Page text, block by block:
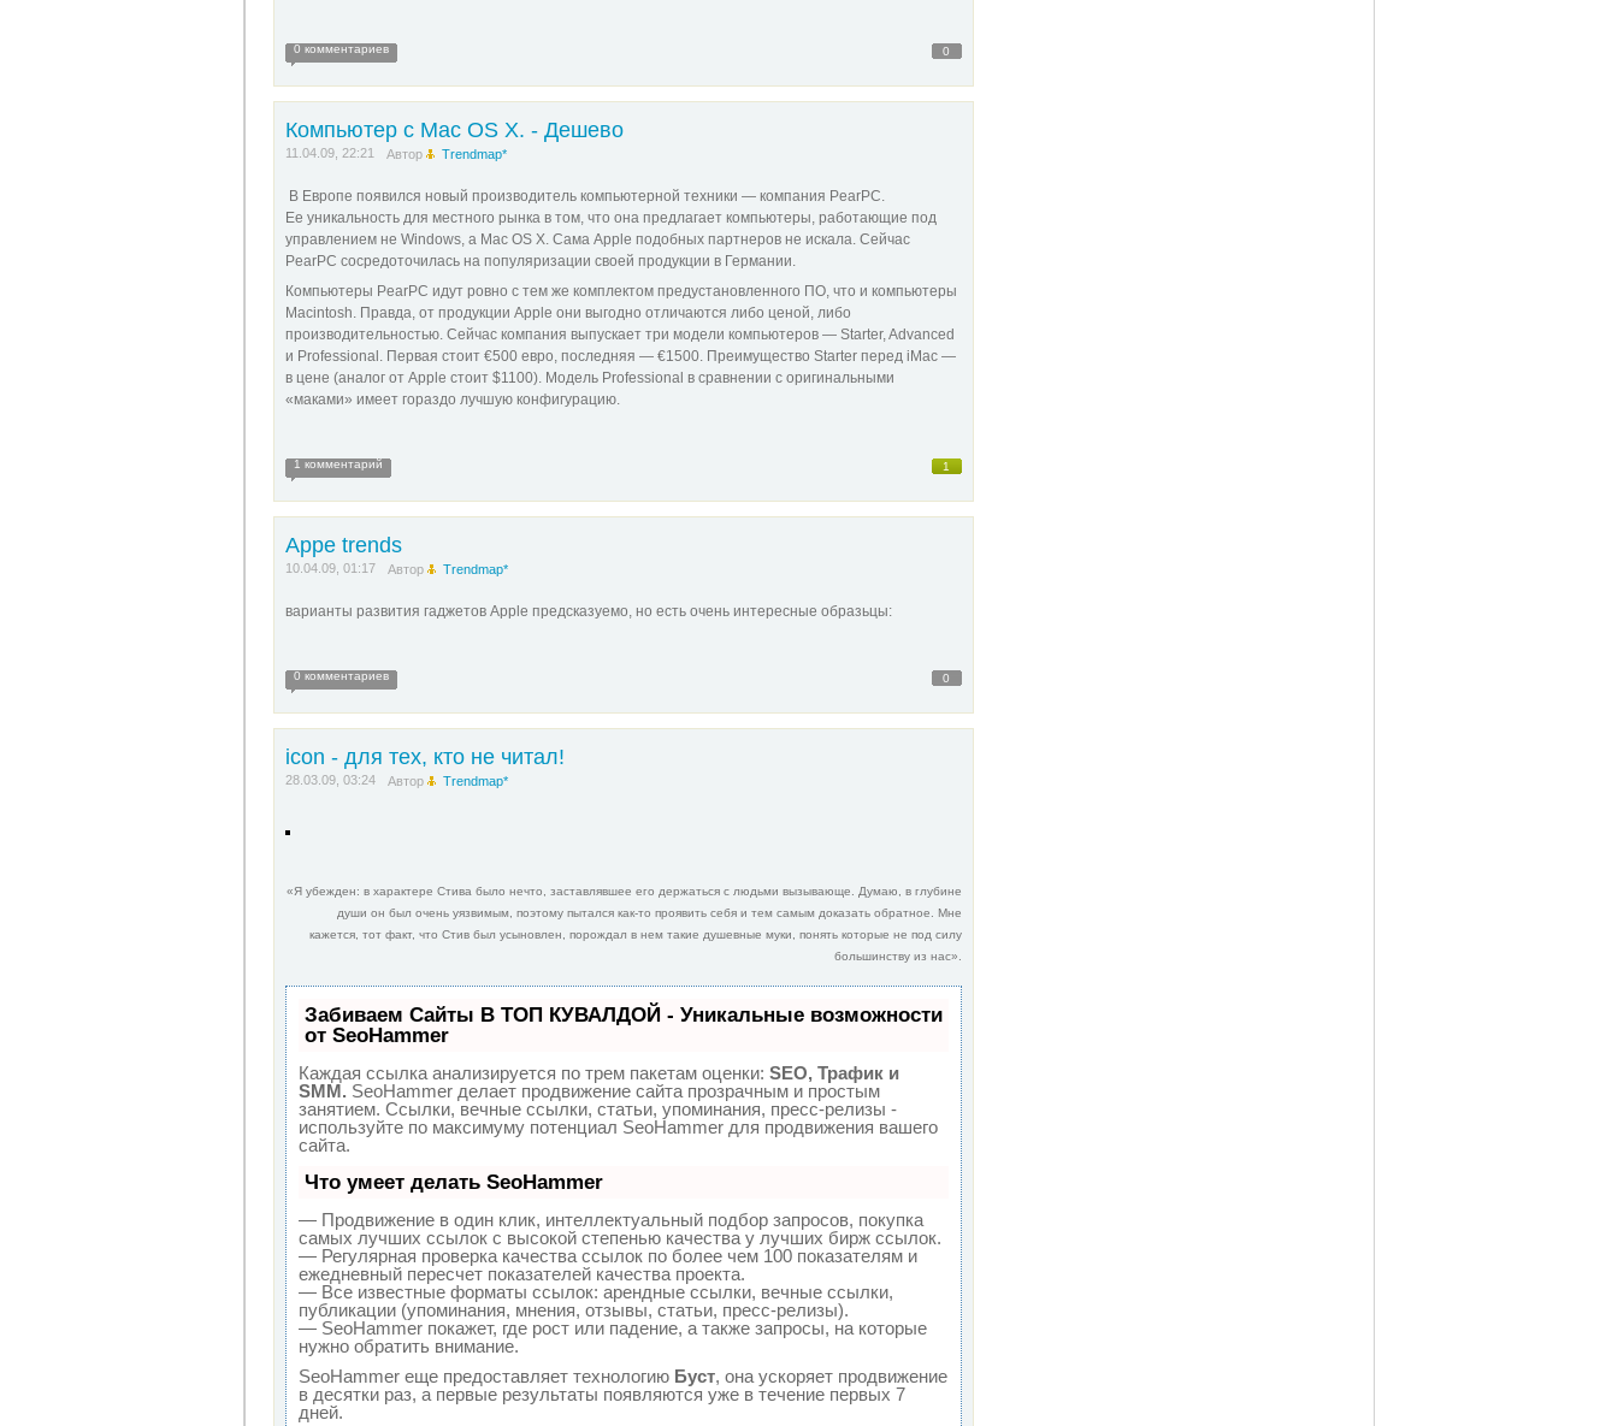
0
0 комментариев
Компьютер с Mac OS X. - Дешево
11.04.09, 22:21 Автор Trendmap*
В Европе появился новый производитель компьютерной техники — компания PearPC.
Ее уникальность для местного рынка в том, что она предлагает компьютеры, работающие под
управлением не Windows, а Mac OS X. Сама Apple подобных партнеров не искала. Сейчас
PearPC сосредоточилась на популяризации своей продукции в Германии.
Компьютеры PearPC идут ровно с тем же комплектом предустановленного ПО, что и компьютеры
Macintosh. Правда, от продукции Apple они выгодно отличаются либо ценой, либо
производительностью. Сейчас компания выпускает три модели компьютеров — Starter, Advanced
и Professional. Первая стоит €500 евро, последняя — €1500. Преимущество Starter перед iMac —
в цене (аналог от Apple стоит $1100). Модель Professional в сравнении с оригинальными
«маками» имеет гораздо лучшую конфигурацию.
1
1 комментарий
Appe trends
10.04.09, 01:17 Автор Trendmap*
варианты развития гаджетов Apple предсказуемо, но есть очень интересные образьцы:
0
0 комментариев
icon - для тех, кто не читал!
28.03.09, 03:24 Автор Trendmap*
«Я убежден: в характере Стива было нечто, заставлявшее его держаться с людьми вызывающе. Думаю, в глубине
души он был очень уязвимым, поэтому пытался как-то проявить себя и тем самым доказать обратное. Мне
кажется, тот факт, что Стив был усыновлен, порождал в нем такие душевные муки, понять которые не под силу
большинству из нас».
Забиваем Сайты В ТОП КУВАЛДОЙ - Уникальные возможности
от SeoHammer
Каждая ссылка анализируется по трем пакетам оценки: SEO, Трафик и
SMM. SeoHammer делает продвижение сайта прозрачным и простым
занятием. Ссылки, вечные ссылки, статьи, упоминания, пресс-релизы -
используйте по максимуму потенциал SeoHammer для продвижения вашего
сайта.
Что умеет делать SeoHammer
— Продвижение в один клик, интеллектуальный подбор запросов, покупка
самых лучших ссылок с высокой степенью качества у лучших бирж ссылок.
— Регулярная проверка качества ссылок по более чем 100 показателям и
ежедневный пересчет показателей качества проекта.
— Все известные форматы ссылок: арендные ссылки, вечные ссылки,
публикации (упоминания, мнения, отзывы, статьи, пресс-релизы).
— SeoHammer покажет, где рост или падение, а также запросы, на которые
нужно обратить внимание.
SeoHammer еще предоставляет технологию Буст, она ускоряет продвижение
в десятки раз, а первые результаты появляются уже в течение первых 7
дней.